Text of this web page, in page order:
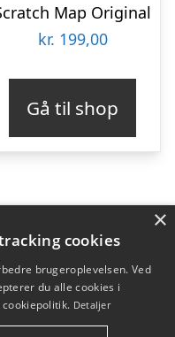
Map Original
kr. 199,00
Gå til shop
×
cookies
brugeroplevelsen. Ved
du alle cookies i
Detaljer